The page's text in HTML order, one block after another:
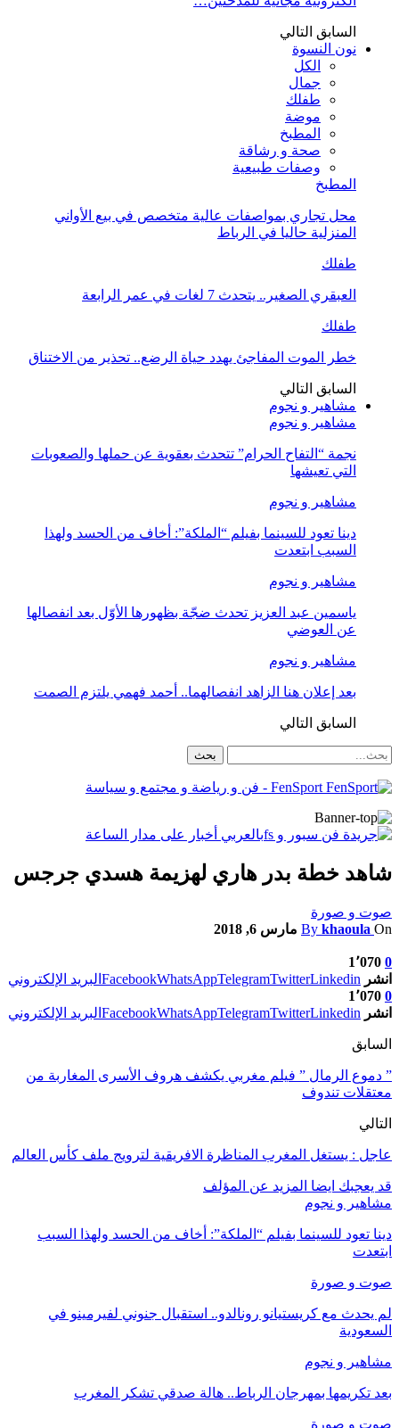
السابق التالي
نون النسوة
الكل
جمال
طفلك
موضة
المطبخ
صحة و رشاقة
وصفات طبيعية
المطبخ
محل تجاري بمواصفات عالية متخصص في بيع الأواني
المنزلية حاليا في الرباط
طفلك
العبقري الصغير.. يتحدث 7 لغات في عمر الرابعة
طفلك
خطر الموت المفاجئ يهدد حياة الرضع.. تحذير من الاختناق
السابق التالي
مشاهير و نجوم
مشاهير و نجوم
نجمة “التفاح الحرام” تتحدث بعقوية عن حملها والصعوبات
التي تعيشها
مشاهير و نجوم
دينا تعود للسينما بفيلم “الملكة”: أخاف من الحسد ولهذا
السبب ابتعدت
مشاهير و نجوم
ياسمين عبد العزيز تحدث ضجّة بظهورها الأوّل بعد انفصالها
عن العوضي
مشاهير و نجوم
بعد إعلان هنا الزاهد انفصالهما.. أحمد فهمي يلتزم الصمت
السابق التالي
FenSport - فن و رياضة و مجتمع و سياسة
شاهد خطة بدر هاري لهزيمة هسدي جرجس
صوت و صورة
By khaoula On مارس 6, 2018
0 1٬070
انشر
FacebookWhatsAppTelegramTwitterLinkedin
البريد الإلكتروني
0 1٬070
انشر
FacebookWhatsAppTelegramTwitterLinkedin البريد الإلكتروني
السابق
” دموع الرمال ” فيلم مغربي يكشف هروف الأسرى المغاربة من
معتقلات تندوف
التالي
عاجل : يستغل المغرب المناظرة الافريقية لترويج ملف كأس العالم
قد يعجبك ايضا المزيد عن المؤلف
مشاهير و نجوم
دينا تعود للسينما بفيلم “الملكة”: أخاف من الحسد ولهذا السبب
ابتعدت
صوت و صورة
لم يحدث مع كريستيانو رونالدو.. استقبال جنوني لفيرمينو في
السعودية
مشاهير و نجوم
بعد تكريمها بمهرجان الرباط.. هالة صدقي تشكر المغرب
صوت و صورة